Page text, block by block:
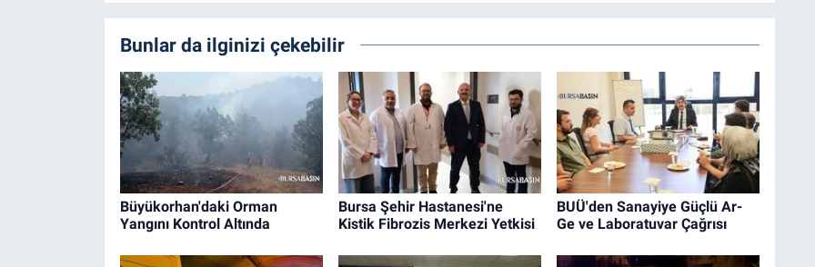
Bunlar da ilginizi çekebilir
Büyükorhan'daki Orman
Yangını Kontrol Altında
Bursa Şehir Hastanesi'ne
Kistik Fibrozis Merkezi Yetkisi
BUÜ'den Sanayiye Güçlü Ar-
Ge ve Laboratuvar Çağrısı